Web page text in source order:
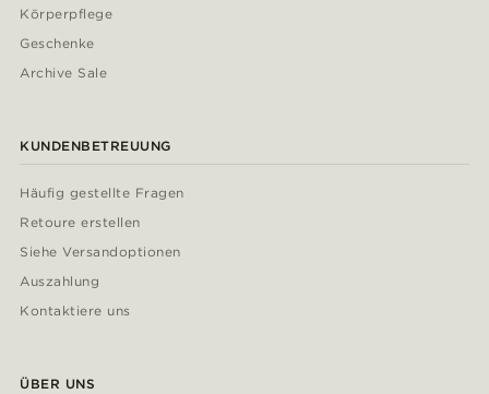
Körperpflege
Geschenke
Archive Sale
KUNDENBETREUUNG
Häufig gestellte Fragen
Retoure erstellen
Siehe Versandoptionen
Auszahlung
Kontaktiere uns
ÜBER UNS